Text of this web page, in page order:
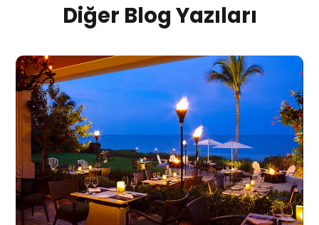
Diğer Blog Yazıları